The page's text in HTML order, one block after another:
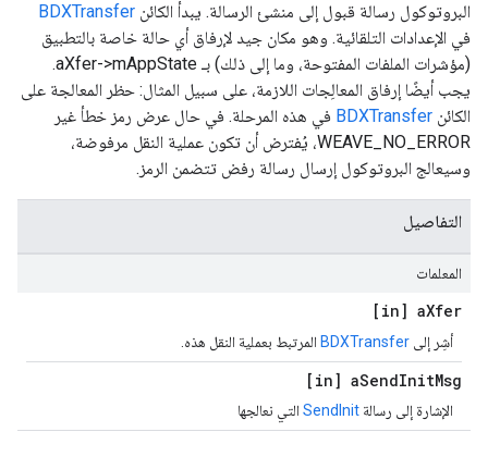
البروتوكول رسالة قبول إلى منشئ الرسالة. يبدأ الكائن BDXTransfer
في الإعدادات التلقائية. وهو مكان جيد لإرفاق أي حالة خاصة بالتطبيق
(مؤشرات الملفات المفتوحة، وما إلى ذلك) بـ aXfer->mAppState.
يجب أيضًا إرفاق المعالِجات اللازمة، على سبيل المثال: حظر المعالجة على
الكائن BDXTransfer في هذه المرحلة. في حال عرض رمز خطأ غير
WEAVE_NO_ERROR، يُفترض أن تكون عملية النقل مرفوضة،
وسيعالج البروتوكول إرسال رسالة رفض تتضمن الرمز.
التفاصيل
المعلمات
[in] aXfer
أشِر إلى BDXTransfer المرتبط بعملية النقل هذه.
[in] aSendInitMsg
الإشارة إلى رسالة SendInit التي نعالجها